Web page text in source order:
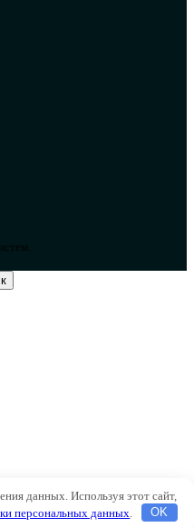
данных. Используя этот сайт,
персональных данных OK